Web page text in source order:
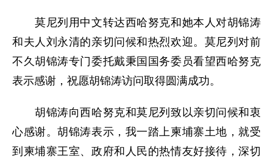
莫尼列用中文转达西哈努克和她本人对胡锦涛
和夫人刘永清的亲切问候和热烈欢迎。莫尼列对前
不久胡锦涛专门委托戴秉国国务委员看望西哈努克
表示感谢，祝愿胡锦涛访问取得圆满成功。
胡锦涛向西哈努克和莫尼列致以亲切问候和衷
心感谢。胡锦涛表示，我一踏上柬埔寨土地，就受
到柬埔寨王室、政府和人民的热情友好接待，深切